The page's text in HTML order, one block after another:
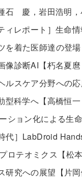
石 慶，岩田浩明，
ィレポート］生命
を着た医師達の登
像診断AI【朽名夏麿
ルスケア分野への
科学へ【高橋恒一
ション化による生
代］LabDroid
ロテオミクス【松
研究への展望【片